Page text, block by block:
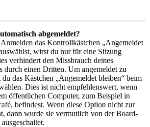
abgemeldet?
das Kontrollkästchen „Angemeldet
wirst du nur für eine Sitzung
verhindert den Missbrauch deines
durch einen Dritten. Um angemeldet zu
du das Kästchen „Angemeldet bleiben“ beim
Dies ist nicht empfehlenswert, wenn
öffentlichen Computer, zum Beispiel in
befindest. Wenn diese Option nicht zur
dann wurde sie vermutlich von der Board-